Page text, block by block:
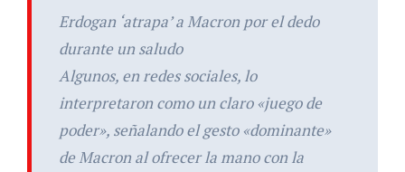
Erdogan ‘atrapa’ a Macron por el dedo
durante un saludo
Algunos, en redes sociales, lo
interpretaron como un claro «juego de
poder», señalando el gesto «dominante»
de Macron al ofrecer la mano con la